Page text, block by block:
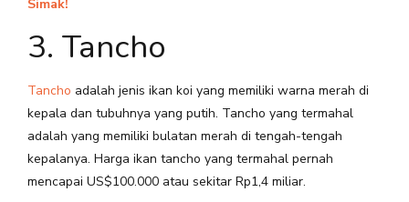
Simak!
3. Tancho
Tancho adalah jenis ikan koi yang memiliki warna merah di
kepala dan tubuhnya yang putih. Tancho yang termahal
adalah yang memiliki bulatan merah di tengah-tengah
kepalanya. Harga ikan tancho yang termahal pernah
mencapai US$100.000 atau sekitar Rp1,4 miliar.